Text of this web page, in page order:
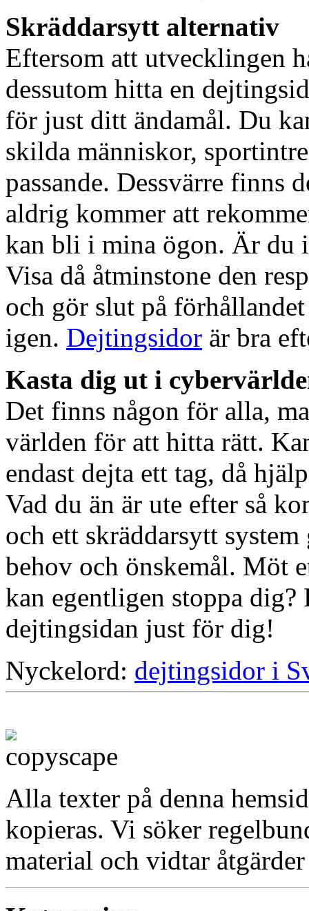
Skräddarsytt alternativ
Eftersom att utvecklingen
dessutom hitta en
för just ditt ändamål. Du
skilda människor,
passande. Dessvärre finns
aldrig kommer att
kan bli i mina ögon. Är du
Visa då åtminstone den
och gör slut på
igen. Dejtingsidor är bra
Kasta dig ut i
Det finns någon för alla,
världen för att hitta rätt.
endast dejta ett tag, då
Vad du än är ute efter så
och ett skräddarsytt
behov och önskemål. Möt
kan egentligen stoppa
dejtingsidan just för dig!
Nyckelord: dejtingsidor i
Alla texter på denna
kopieras. Vi söker
material och vidtar